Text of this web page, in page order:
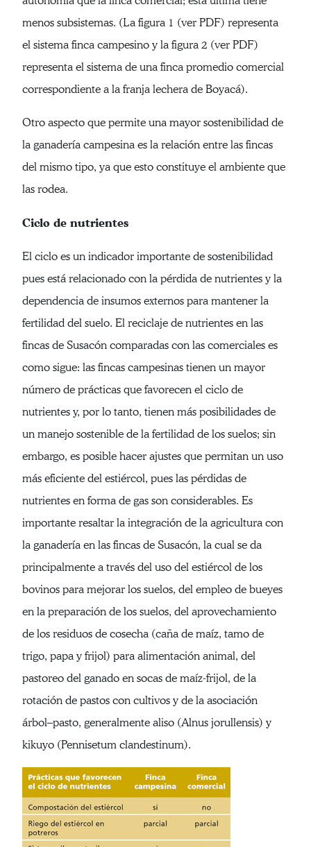
menos subsistemas. (La figura 1 (ver PDF) representa
el sistema finca campesino y la figura 2 (ver PDF)
representa el sistema de una finca promedio comercial
correspondiente a la franja lechera de Boyacá).
Otro aspecto que permite una mayor sostenibilidad de
la ganadería campesina es la relación entre las fincas
del mismo tipo, ya que esto constituye el ambiente que
las rodea.
Ciclo de nutrientes
El ciclo es un indicador importante de sostenibilidad
pues está relacionado con la pérdida de nutrientes y la
dependencia de insumos externos para mantener la
fertilidad del suelo. El reciclaje de nutrientes en las
fincas de Susacón comparadas con las comerciales es
como sigue: las fincas campesinas tienen un mayor
número de prácticas que favorecen el ciclo de
nutrientes y, por lo tanto, tienen más posibilidades de
un manejo sostenible de la fertilidad de los suelos; sin
embargo, es posible hacer ajustes que permitan un uso
más eficiente del estiércol, pues las pérdidas de
nutrientes en forma de gas son considerables. Es
importante resaltar la integración de la agricultura con
la ganadería en las fincas de Susacón, la cual se da
principalmente a través del uso del estiércol de los
bovinos para mejorar los suelos, del empleo de bueyes
en la preparación de los suelos, del aprovechamiento
de los residuos de cosecha (caña de maíz, tamo de
trigo, papa y frijol) para alimentación animal, del
pastoreo del ganado en socas de maíz-frijol, de la
rotación de pastos con cultivos y de la asociación
árbol–pasto, generalmente aliso (Alnus jorullensis) y
kikuyo (Pennisetum clandestinum).